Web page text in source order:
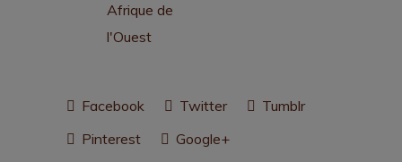
Afrique de
l'Ouest
Facebook Twitter
Tumblr
Pinterest
Google+